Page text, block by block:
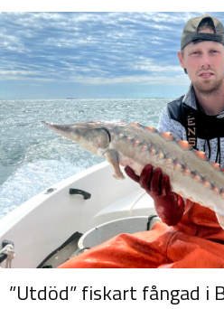
”Utdöd” fiskart fångad i